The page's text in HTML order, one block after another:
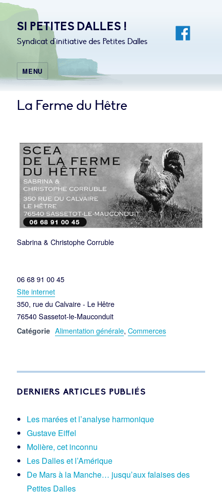
SI PETITES DALLES !
Syndicat d'initiative des Petites Dalles
MENU
La Ferme du Hêtre
Sabrina & Christophe Corruble
06 68 91 00 45
Site internet
350, rue du Calvaire - Le Hêtre
76540 Sassetot-le-Mauconduit
Catégorie Alimentation générale,Commerces
DERNIERS ARTICLES PUBLIÉS
Les marées et l’analyse harmonique
Gustave Eiffel
Molière, cet inconnu
Les Dalles et l’Amérique
De Mars à la Manche… jusqu’aux falaises des
Petites Dalles